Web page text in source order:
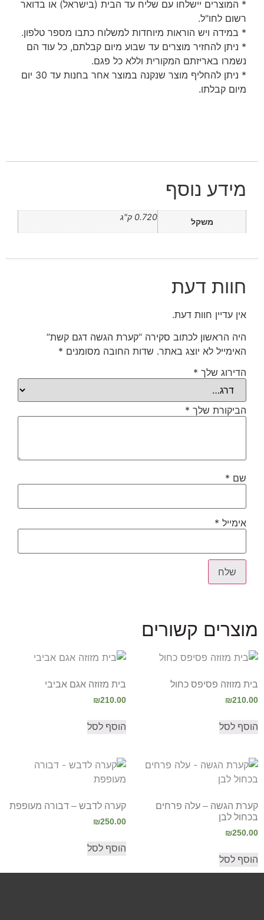
* המוצרים יישלחו עם שליח עד הבית (בישראל) או בדואר
רשום לחו"ל.
* במידה ויש הוראות מיוחדות למשלוח כתבו מספר טלפון.
* ניתן להחזיר מוצרים עד שבוע מיום קבלתם, כל עוד הם
נשמרו באריזתם המקורית וללא כל פגם.
* ניתן להחליף מוצר שנקנה במוצר אחר בחנות עד 30 יום
מיום קבלתו.
מידע נוסף
משקל 0.720 ק"ג
חוות דעת
אין עדיין חוות דעת.
היה הראשון לכתוב סקירה “קערת הגשה דגם קשת”
האימייל לא יוצג באתר. שדות החובה מסומנים *
הדירוג שלך *
הביקורת שלך *
שם *
אימייל *
מוצרים קשורים
בית מזוזה פסיפס כחול
₪210.00
הוסף לסל
בית מזוזה אגם אביבי
₪210.00
הוסף לסל
קערת הגשה – עלה פרחים
בכחול לבן
₪250.00
הוסף לסל
קערה לדבש – דבורה מעופפת
₪250.00
הוסף לסל